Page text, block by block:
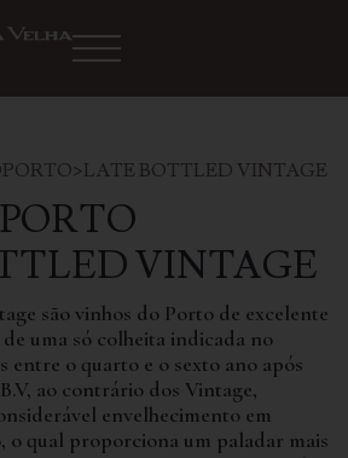
>LATE BOTTLED VINTAGE
VINTAGE
são vinhos do Porto de excelente
uma só colheita indicada no
entre o quarto e o sexto ano após
ao contrário dos Vintage,
envelhecimento em
o qual proporciona um paladar mais